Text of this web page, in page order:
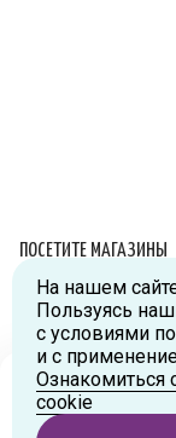
Ваш город
ПОСЕТИТЕ МАГАЗИНЫ
Схема проезда
г.Москва,
Дизайн-завод
Тел: +7 (916) 215-
г.Москва, ул.
На нашем
Пользуясь
с условиями
и с
Ознакомиться
cookie